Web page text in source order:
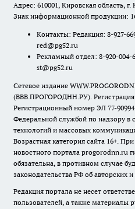
Адрес: 610001, Кировская область,
Знак информационной продукции:
Контакты: Редакция: 8-927-
red@pg52.ru
Рекламный отдел: 8-920-004-
st@pg52.ru
Сетевое издание
(ВВВ.ПРОГОРОДНН.РУ).
Регистрационный номер ЭЛ 77-90994
Федеральной службой по надзору
технологий и массовых
Возрастная категория сайта 16+.
новостного портала progorodnn.ru
обязательна, в противном случае
законодательства РФ об авторских
Редакция портала не несет
пользователей, а также материалы